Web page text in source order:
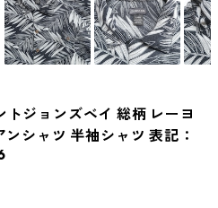
ジョンズベイ 総柄 レーヨ
シャツ 半袖シャツ 表記：